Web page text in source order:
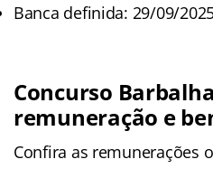
Banca definida: 29/09/
Concurso
remuneração e
Confira as remunerações